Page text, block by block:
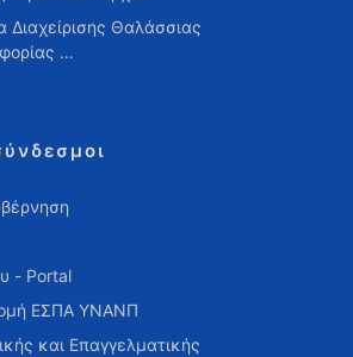
Διαχείρισης Θαλάσσιας
…
- Portal
ΕΣΠΑ ΥΝΑΝΠ
και Επαγγελματικής